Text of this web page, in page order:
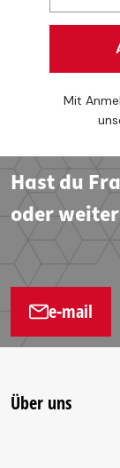
Mit
Hast du
oder
e-mail
Über uns